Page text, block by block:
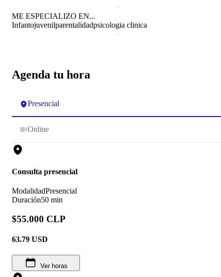
Agenda tu hora
Presencial
Online
Consulta presencial
ModalidadPresencial
Duración50 min
$55.000 CLP
63.79 USD
Ver horas
ME ESPECIALIZO EN...
Infantojuvenilparentalidadpsicologia clinica